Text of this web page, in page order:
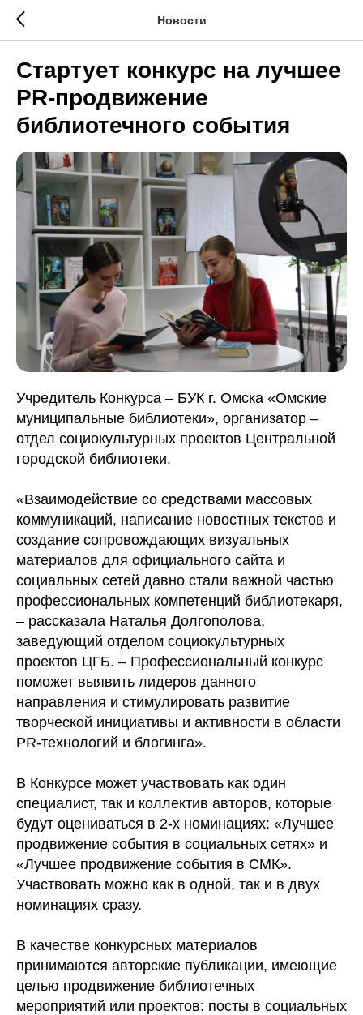
Новости
Стартует конкурс на лучшее
PR-продвижение
библиотечного события
Учредитель Конкурса – БУК г. Омска «Омские
муниципальные библиотеки», организатор –
отдел социокультурных проектов Центральной
городской библиотеки.
«Взаимодействие со средствами массовых
коммуникаций, написание новостных текстов и
создание сопровождающих визуальных
материалов для официального сайта и
социальных сетей давно стали важной частью
профессиональных компетенций библиотекаря,
– рассказала Наталья Долгополова,
заведующий отделом социокультурных
проектов ЦГБ. – Профессиональный конкурс
поможет выявить лидеров данного
направления и стимулировать развитие
творческой инициативы и активности в области
PR-технологий и блогинга».
В Конкурсе может участвовать как один
специалист, так и коллектив авторов, которые
будут оцениваться в 2-х номинациях: «Лучшее
продвижение события в социальных сетях» и
«Лучшее продвижение события в СМК».
Участвовать можно как в одной, так и в двух
номинациях сразу.
В качестве конкурсных материалов
принимаются авторские публикации, имеющие
целью продвижение библиотечных
мероприятий или проектов: посты в социальных